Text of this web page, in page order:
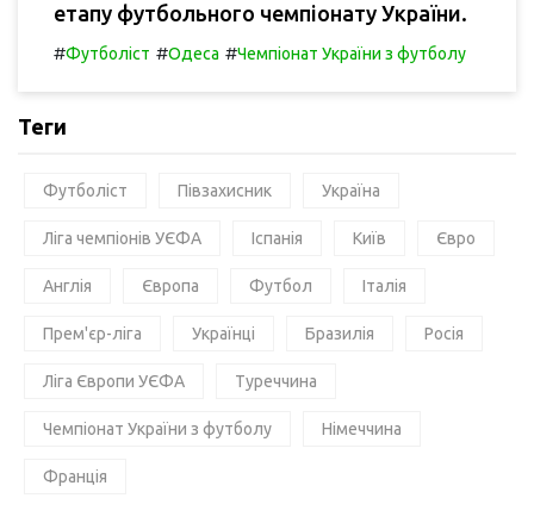
етапу футбольного чемпіонату України.
#Футболіст #Одеса #Чемпіонат України з футболу
Теги
Футболіст Півзахисник Україна
Ліга чемпіонів УЄФА Іспанія Київ Євро
Англія Європа Футбол Італія
Прем'єр-ліга Українці Бразилія Росія
Ліга Європи УЄФА Туреччина
Чемпіонат України з футболу Німеччина
Франція